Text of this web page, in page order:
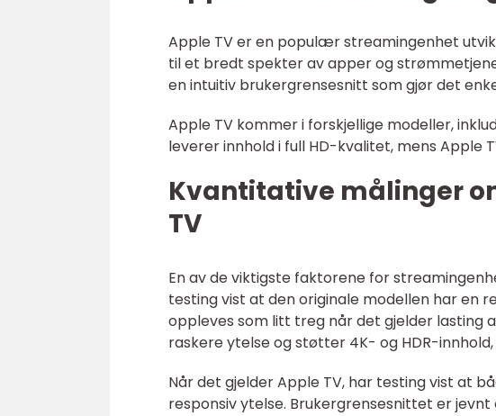
Apple TV er en populær streamingenhet
til et bredt spekter av apper og
en intuitiv brukergrensesnitt som gjør det
Apple TV kommer i forskjellige modeller,
leverer innhold i full HD-kvalitet, mens Apple
Kvantitative målinger
TV
En av de viktigste faktorene for
testing vist at den originale modellen har en
oppleves som litt treg når det gjelder lasting
raskere ytelse og støtter 4K- og HDR-
Når det gjelder Apple TV, har testing vist at
responsiv ytelse. Brukergrensesnittet er jevnt